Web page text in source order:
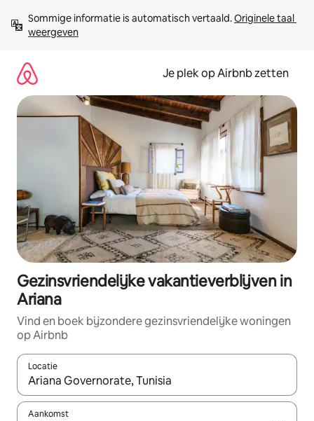
direct
naar
Sommige informatie is automatisch vertaald. Originele taal
weergeven
Je plek op Airbnb zetten
Gezinsvriendelijke vakantieverblijven in
Ariana
Vind en boek bijzondere gezinsvriendelijke woningen
op Airbnb
Locatie
Wanneer er resultaten beschikbaar zijn, maak je een keuze
Aankomst